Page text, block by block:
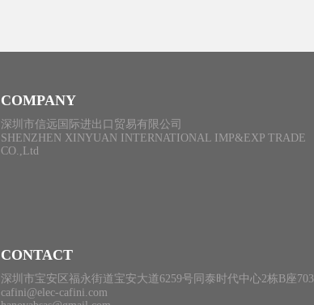
COMPANY
深圳市信远国际进出口贸易有限公司
SHENZHEN XINYUAN INTERNATIONAL IMP&EXP TRADE
CO.,Ltd
CONTACT
深圳市宝安区福永街道宝安大道6259号同泰时代中心2栋B座703
cafini@elec-cafini.com